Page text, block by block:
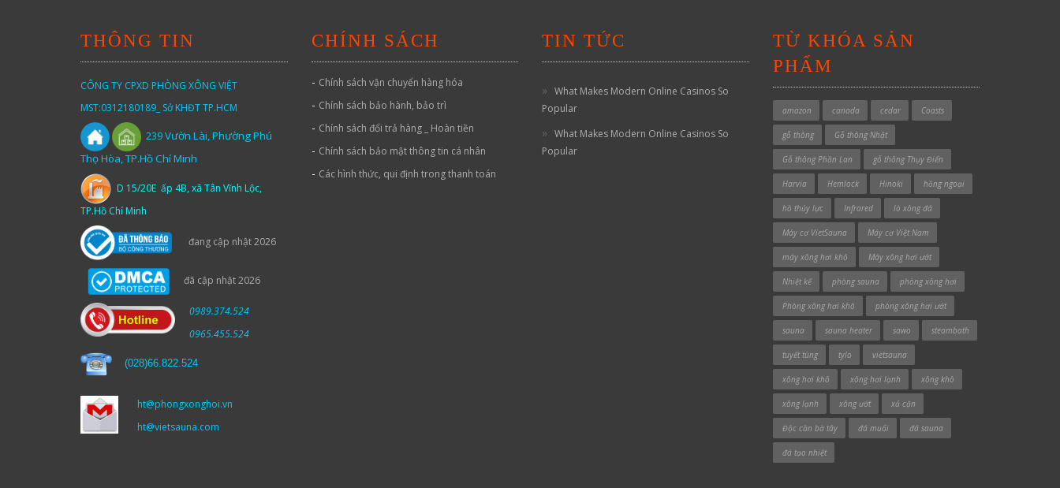
THÔNG TIN
CÔNG TY CPXD PHÒNG XÔNG VIỆT
MST:0312180189_ Sở KHĐT TP.HCM
239Vườn Lài,Phường Phú
Thọ Hòa, TP.Hồ Chí Minh
D 15/20E ấp 4B, xã Tân Vĩnh Lộc,
TP.Hồ Chí Minh
đang cập nhật 2026
đã cập nhật 2026
0989.374.524
0965.455.524
(028)66.822.524
ht@phongxonghoi.vn
ht@vietsauna.com
CHÍNH SÁCH
- Chính sách vận chuyển hàng hóa
- Chính sách bảo hành, bảo trì
- Chính sách đổi trả hàng _ Hoàn tiền
- Chính sách bảo mật thông tin cá nhân
- Các hình thức, qui định trong thanh toán
TIN TỨC
What Makes Modern Online Casinos So
Popular
What Makes Modern Online Casinos So
Popular
TỪ KHÓA SẢN
PHẨM
amazon canada cedar Coasts
gỗ thông Gỗ thông Nhật
Gỗ thông Phần Lan gỗ thông Thụy Điển
Harvia Hemlock Hinoki hồng ngoại
hồ thủy lực Infrared lò xông đá
Máy cơ VietSauna Máy cơ Việt Nam
máy xông hơi khô Máy xông hơi ướt
Nhiệt kế phòng sauna phòng xông hơi
Phòng xông hơi khô phòng xông hơi ướt
sauna sauna heater sawo steambath
tuyết tùng tylo vietsauna
xông hơi khô xông hơi lạnh xông khô
xông lạnh xông ướt xả cặn
Độc cần bờ tây đá muối đá sauna
đá tạo nhiệt